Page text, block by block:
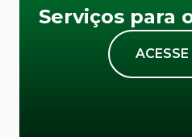
Serviços para